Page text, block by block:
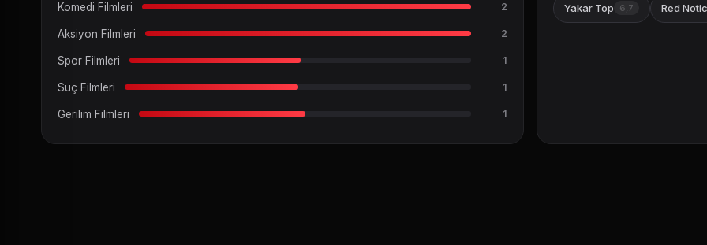
Komedi Filmleri 2
Aksiyon Filmleri 2
Spor Filmleri 1
Suç Filmleri 1
Gerilim Filmleri 1
Yakar Top 6,7 Red